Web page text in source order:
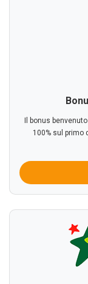
Il bonus
100% sul primo